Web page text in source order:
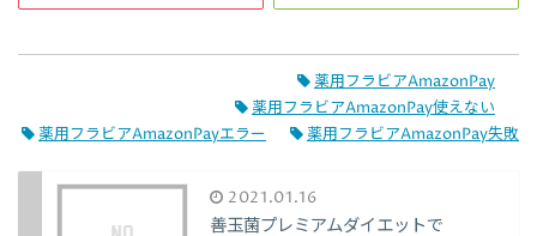
薬用フラビアAmazonPay
薬用フラビアAmazonPay使えない
薬用フラビアAmazonPayエラー
薬用フラビアAmazonPay失敗
2021.01.16
善玉菌プレミアムダイエットで